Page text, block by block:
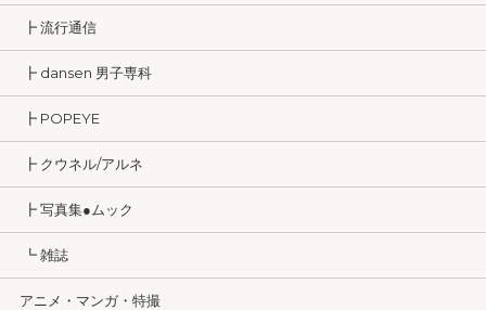
┣ 流行通信
┣ dansen 男子専科
┣ POPEYE
┣ クウネル/アルネ
┣ 写真集●ムック
┗ 雑誌
アニメ・マンガ・特撮